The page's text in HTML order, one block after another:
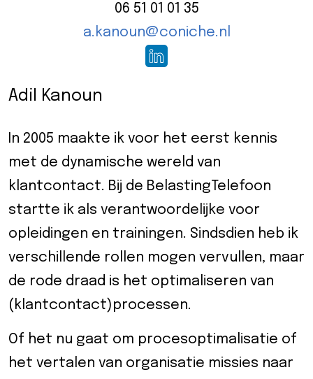
Contact
06 51 01 01 35
a.kanoun@coniche.nl
Adil Kanoun
In 2005 maakte ik voor het eerst kennis
met de dynamische wereld van
klantcontact. Bij de BelastingTelefoon
startte ik als verantwoordelijke voor
opleidingen en trainingen. Sindsdien heb ik
verschillende rollen mogen vervullen, maar
de rode draad is het optimaliseren van
(klantcontact)processen.
Of het nu gaat om procesoptimalisatie of
het vertalen van organisatie missies naar